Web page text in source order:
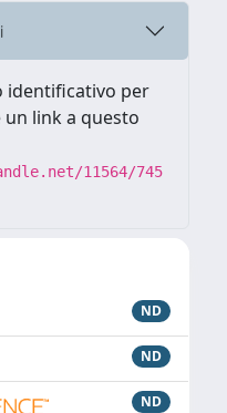
identificativo per
link a questo
11564/745
ND
ND
ND